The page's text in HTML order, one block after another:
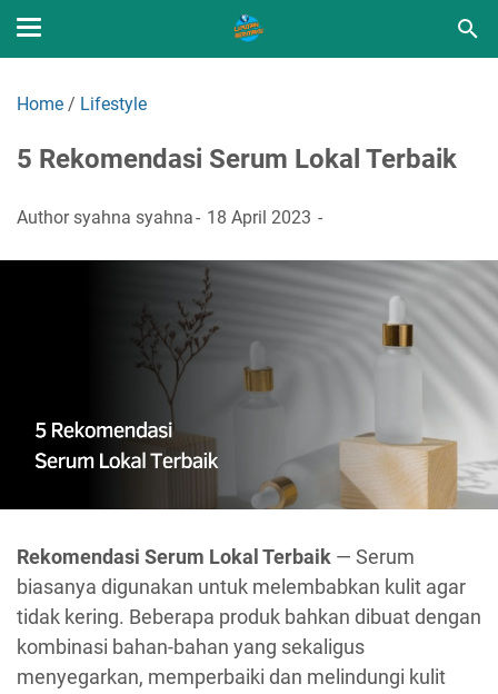
Home / Lifestyle
5 Rekomendasi Serum Lokal Terbaik
Authorsyahna syahna 18 April 2023
Rekomendasi Serum Lokal Terbaik — Serum
biasanya digunakan untuk melembabkan kulit agar
tidak kering. Beberapa produk bahkan dibuat dengan
kombinasi bahan-bahan yang sekaligus
menyegarkan, memperbaiki dan melindungi kulit